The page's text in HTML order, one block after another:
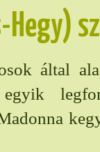
Hegy)
által